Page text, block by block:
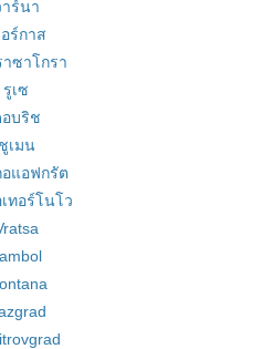
าร์นา
อร์กาส
ซาโกรา
รูเซ
บริช
ชูเมน
แอฟกรัต
ทอร์โนโว